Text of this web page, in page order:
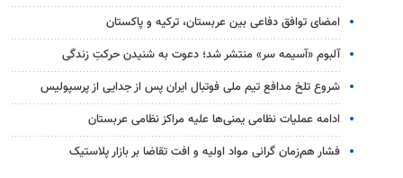
امضای توافق دفاعی بین عربستان، ترکیه و پاکستان
آلبوم «آسیمه سر» منتشر شد؛ دعوت به شنیدن حرکتِ زندگی
شروع تلخ مدافع تیم ملی فوتبال ایران پس از جدایی از پرسپولیس
ادامه عملیات نظامی یمنی‌ها علیه مراکز نظامی عربستان
فشار هم‌زمان گرانی مواد اولیه و افت تقاضا بر بازار پلاستیک